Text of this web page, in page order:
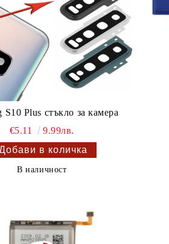
S10 Plus стъкло за камера
€5.11
9.99лв.
В наличност